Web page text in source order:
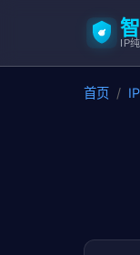
IP
首页 /